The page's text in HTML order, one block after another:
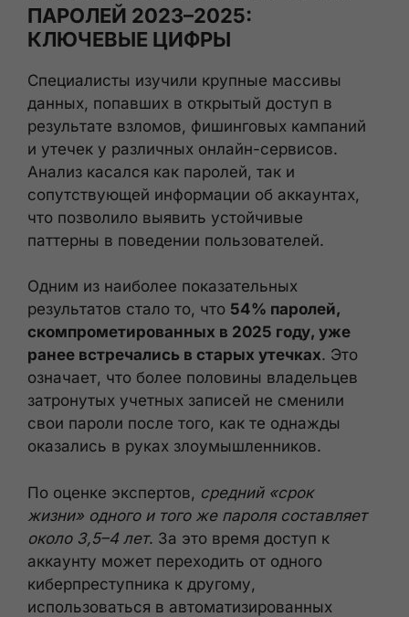
ПАРОЛЕЙ 2023–2025:
КЛЮЧЕВЫЕ ЦИФРЫ
Специалисты изучили крупные массивы
данных, попавших в открытый доступ в
результате взломов, фишинговых кампаний
и утечек у различных онлайн-сервисов.
Анализ касался как паролей, так и
сопутствующей информации об аккаунтах,
что позволило выявить устойчивые
паттерны в поведении пользователей.
Одним из наиболее показательных
результатов стало то, что 54% паролей,
скомпрометированных в 2025 году, уже
ранее встречались в старых утечках. Это
означает, что более половины владельцев
затронутых учетных записей не сменили
свои пароли после того, как те однажды
оказались в руках злоумышленников.
По оценке экспертов, средний «срок
жизни» одного и того же пароля составляет
около 3,5–4 лет. За это время доступ к
аккаунту может переходить от одного
киберпреступника к другому,
использоваться в автоматизированных